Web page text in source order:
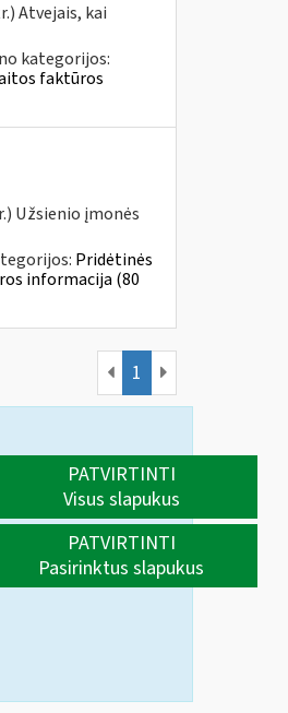
Atvejais, kai
kategorijos:
faktūros
Užsienio įmonės
Pridėtinės
informacija (80
1
PATVIRTINTI
Visus slapukus
PATVIRTINTI
Pasirinktus slapukus